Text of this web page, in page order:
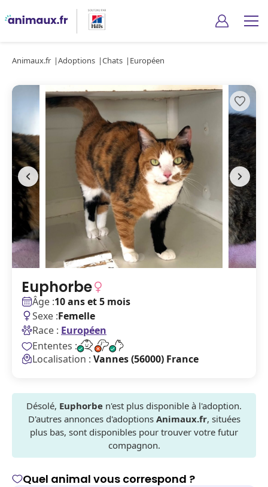
Animaux.fr Adoptions Chats Européen
Euphorbe
Âge :10 ans et 5 mois
Sexe :Femelle
Race : Européen
Ententes :
Localisation : Vannes (56000) France
Désolé, Euphorbe n'est plus disponible à l'adoption.
D'autres annonces d'adoptions Animaux.fr, situées
plus bas, sont disponibles pour trouver votre futur
compagnon.
Quel animal vous correspond ?